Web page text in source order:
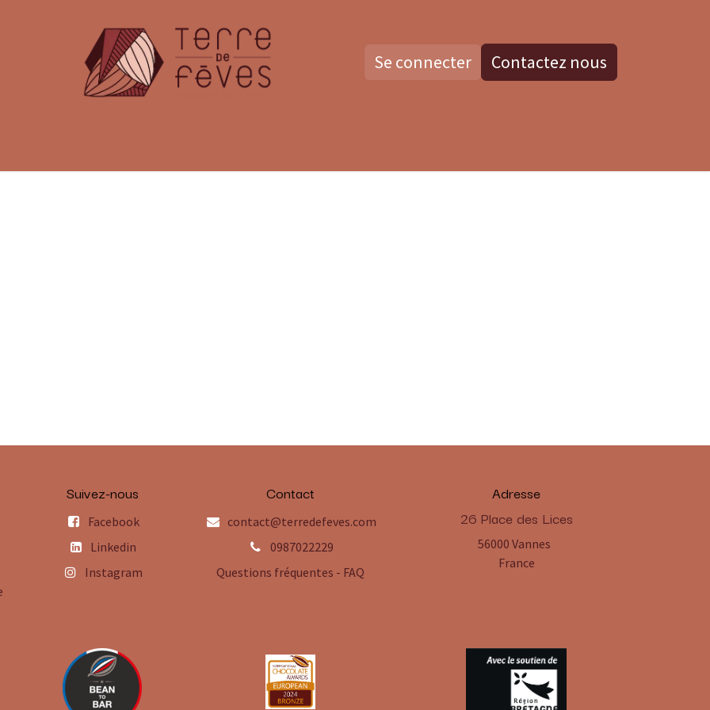
Se connecter Contactez nous
Suivez-nous
Facebook
Linkedin
Instagram
Contact
contact@terredefeves.com
0987022229
Questions fréquentes - FAQ
Adresse
​26 Place des Lices
56000 Vannes
France